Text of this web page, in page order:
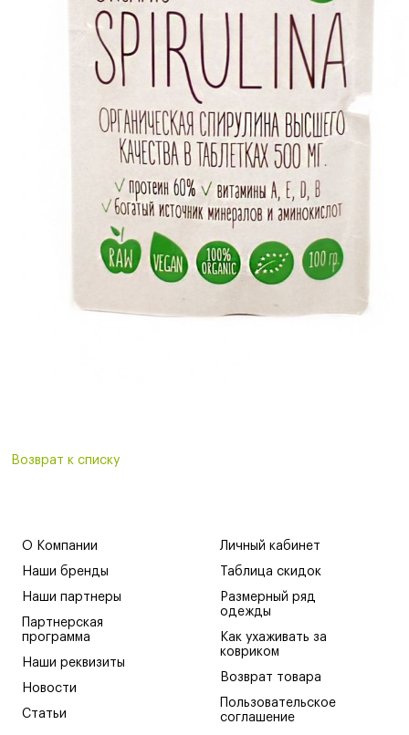
Возврат к списку
О Компании
Наши бренды
Наши партнеры
Партнерская
программа
Наши реквизиты
Новости
Статьи
Личный кабинет
Таблица скидок
Размерный ряд
одежды
Как ухаживать за
ковриком
Возврат товара
Пользовательское
соглашение